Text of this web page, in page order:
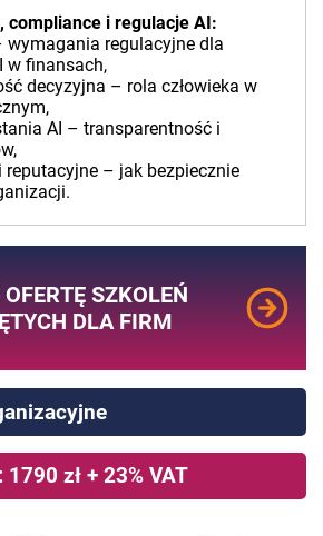
compliance i regulacje AI:
wymagania regulacyjne dla
w finansach,
decyzyjna – rola człowieka w
AI – transparentność i
reputacyjne – jak bezpiecznie
SZKOLEŃ
DLA FIRM
zł + 23% VAT